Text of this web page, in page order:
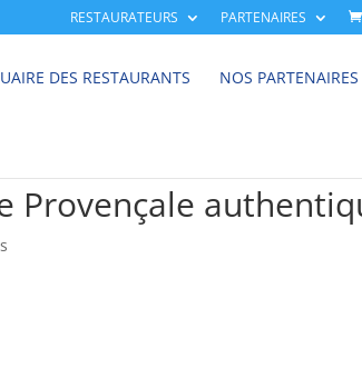
RESTAURATEURS PARTENAIRES
DES RESTAURANTS NOS PARTENAIRES
Provençale